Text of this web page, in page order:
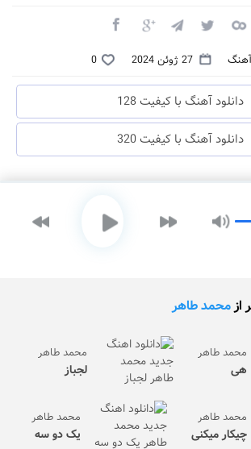
آهنگ 27 ژوئن 2024 0
دانلود آهنگ با کیفیت 128
دانلود آهنگ با کیفیت 320
ازمحمد طاهر
محمد طاهر
هی
محمد طاهر
لجباز
محمد طاهر
چیکار میکنی
محمد طاهر
یک دو سه